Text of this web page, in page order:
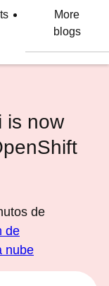
More
blogs
is now
de
de
nube